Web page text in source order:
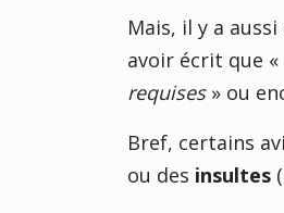
Mais, il y a
avoir écrit que «
requises» ou
Bref, certains
ou des insultes